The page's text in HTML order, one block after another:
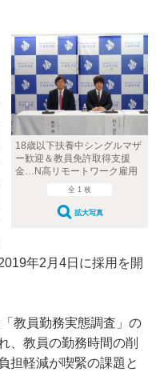
18歳以下扶養中シングルマザ
ー歓迎＆教員免許取得支援
金…N高リモートワーク雇用
全 1 枚
拡大写真
年2月4日に採用を開
教員勤務実態調査」の
、教員の勤務時間の削
担軽減が喫緊の課題と